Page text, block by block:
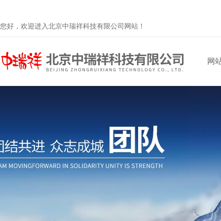
您好，欢迎进入北京中瑞祥科技有限公司网站！
网